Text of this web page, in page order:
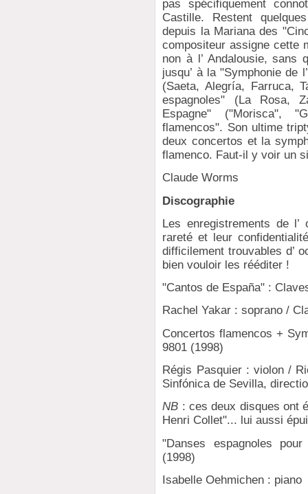
pas spécifiquement
Castille. Restent
depuis la Mariana des
compositeur assigne cette
non à l’ Andalousie, sans
jusqu’ à la "Symphonie de
(Saeta, Alegría, Farruca,
espagnoles" (La Rosa,
Espagne" ("Morisca",
flamencos". Son ultime
deux concertos et la
flamenco. Faut-il y voir un
Claude Worms
Discographie
Les enregistrements de
rareté et leur
difficilement trouvables d’
bien vouloir les rééditer !
"Cantos de España" :
Rachel Yakar : soprano /
Concertos flamencos +
9801 (1998)
Régis Pasquier : violon /
Sinfónica de Sevilla,
NB : ces deux disques ont
Henri Collet"... lui aussi
"Danses espagnoles
(1998)
Isabelle Oehmichen : piano